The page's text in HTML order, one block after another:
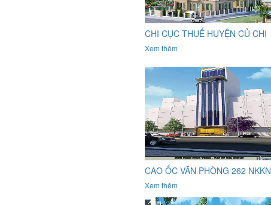
CHI CỤC THUẾ HUYỆN CỦ CHI
Xem thêm
CAO ỐC VĂN PHÒNG 262 NKKN
Xem thêm